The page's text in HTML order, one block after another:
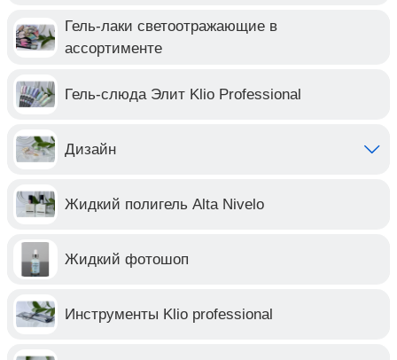
Гель-лаки светоотражающие в
ассортименте
Гель-слюда Элит Klio Professional
Дизайн
Жидкий полигель Alta Nivelo
Жидкий фотошоп
Инструменты Klio professional